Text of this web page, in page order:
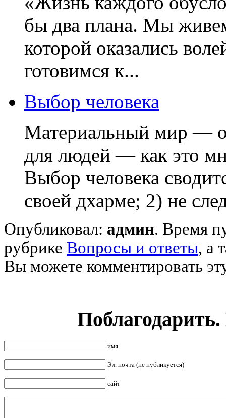
бы два плана. Мы
котоpой оказались
готовимся к...
Выбор человека
Материальный мир —
для людей — как это
Выбор человека
своей дхарме; 2) не
Опубликовал: админ. Время
рубрике Вопросы и ответы, а
Вы можете комментировать
имя
Эл. почта (не публикуется)
сайт